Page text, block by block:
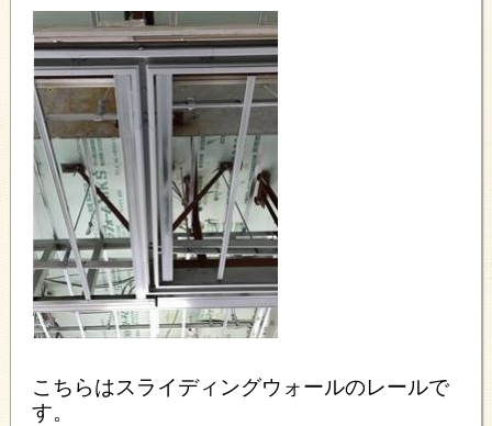
こちらはスライディングウォールのレールで
す。